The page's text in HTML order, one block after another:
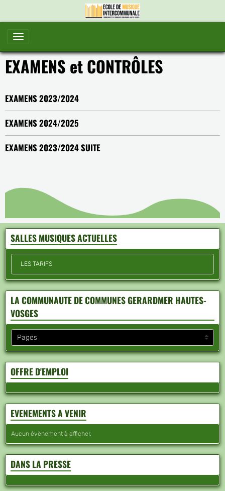
EXAMENS et CONTRÔLES
EXAMENS 2023/2024
EXAMENS 2024/2025
EXAMENS 2023/2024 SUITE
SALLES MUSIQUES ACTUELLES
LES TARIFS
LA COMMUNAUTE DE COMMUNES GERARDMER HAUTES-
VOSGES
OFFRE D'EMPLOI
EVENEMENTS A VENIR
Aucun évènement à afficher.
DANS LA PRESSE